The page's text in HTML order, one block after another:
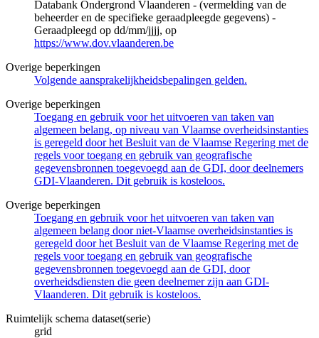
Databank Ondergrond Vlaanderen - (vermelding van de
beheerder en de specifieke geraadpleegde gegevens) -
Geraadpleegd op dd/mm/jjjj, op
https://www.dov.vlaanderen.be
Overige beperkingen
Volgende aansprakelijkheidsbepalingen gelden.
Overige beperkingen
Toegang en gebruik voor het uitvoeren van taken van
algemeen belang, op niveau van Vlaamse overheidsinstanties
is geregeld door het Besluit van de Vlaamse Regering met de
regels voor toegang en gebruik van geografische
gegevensbronnen toegevoegd aan de GDI, door deelnemers
GDI-Vlaanderen. Dit gebruik is kosteloos.
Overige beperkingen
Toegang en gebruik voor het uitvoeren van taken van
algemeen belang door niet-Vlaamse overheidsinstanties is
geregeld door het Besluit van de Vlaamse Regering met de
regels voor toegang en gebruik van geografische
gegevensbronnen toegevoegd aan de GDI, door
overheidsdiensten die geen deelnemer zijn aan GDI-
Vlaanderen. Dit gebruik is kosteloos.
Ruimtelijk schema dataset(serie)
grid